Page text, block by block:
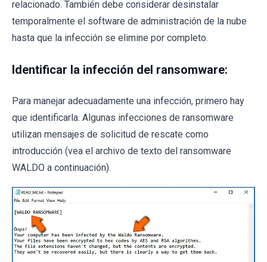
relacionado. También debe considerar desinstalar
temporalmente el software de administración de la nube
hasta que la infección se elimine por completo.
Identificar la infección del ransomware:
Para manejar adecuadamente una infección, primero hay
que identificarla. Algunas infecciones de ransomware
utilizan mensajes de solicitud de rescate como
introducción (vea el archivo de texto del ransomware
WALDO a continuación).